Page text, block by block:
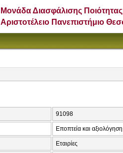
Μονάδα Διασφάλισης Ποιότητας
Αριστοτέλειο Πανεπιστήμιο
91098
Εποπτεία και
Εταιρίες